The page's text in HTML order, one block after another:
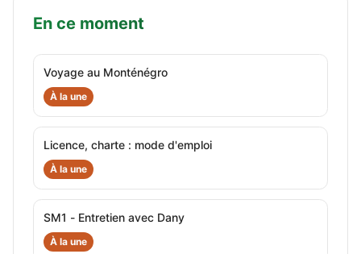
En ce moment
Voyage au Monténégro
À la une
Licence, charte : mode d'emploi
À la une
SM1 - Entretien avec Dany
À la une